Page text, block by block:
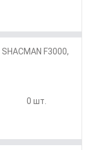
F3000,
0 шт.